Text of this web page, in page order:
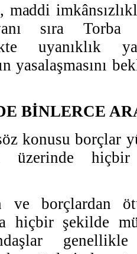
maddi
sıra Torba
uyanıklık
yasalaşmasını
BİNLERCE
konusu borçlar
üzerinde
ve borçlardan
hiçbir şekilde